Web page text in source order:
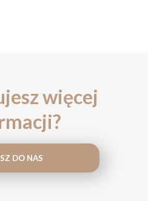
więcej
DO NAS